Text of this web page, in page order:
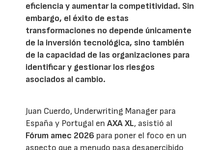
eficiencia y aumentar la competitividad. Sin
embargo, el éxito de estas
transformaciones no depende únicamente
de la inversión tecnológica, sino también
de la capacidad de las organizaciones para
identificar y gestionar los riesgos
asociados al cambio.
Juan Cuerdo, Underwriting Manager para
España y Portugal enAXA XL, asistió al
Fórum amec 2026 para poner el foco en un